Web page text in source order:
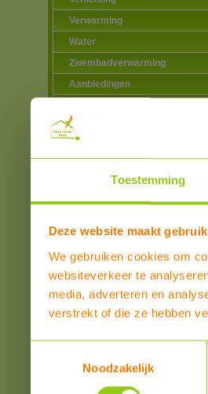
Toestemming
Deze website maakt
We gebruiken cookies om
websiteverkeer te
media, adverteren en
verstrekt of die ze hebben
Noodzakelijk
Verwarming
Water
Zwembadverwarming
Aanbiedingen